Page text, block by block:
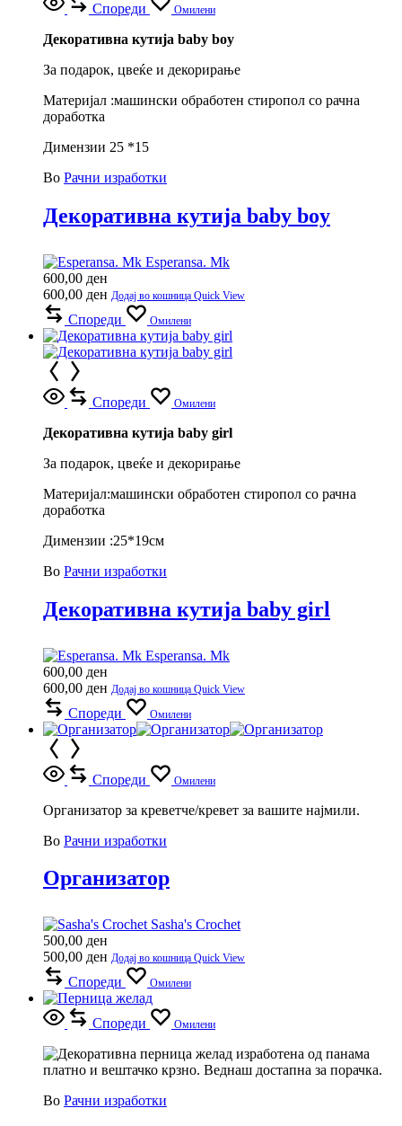
Спореди Омилени
Декоративна кутија baby boy
За подарок, цвеќе и декорирање
Материјал :машински обработен стиропол со рачна
доработка
Димензии 25 *15
Во Рачни изработки
Декоративна кутија baby boy
Esperansa. Mk
600,00 ден
600,00 ден Додај во кошница Quick View
Спореди Омилени
Спореди Омилени
Декоративна кутија baby girl
За подарок, цвеќе и декорирање
Материјал:машински обработен стиропол со рачна
доработка
Димензии :25*19см
Во Рачни изработки
Декоративна кутија baby girl
Esperansa. Mk
600,00 ден
600,00 ден Додај во кошница Quick View
Спореди Омилени
Спореди Омилени
Организатор за креветче/кревет за вашите најмили.
Во Рачни изработки
Организатор
Sasha's Crochet
500,00 ден
500,00 ден Додај во кошница Quick View
Спореди Омилени
Спореди Омилени
Во Рачни изработки